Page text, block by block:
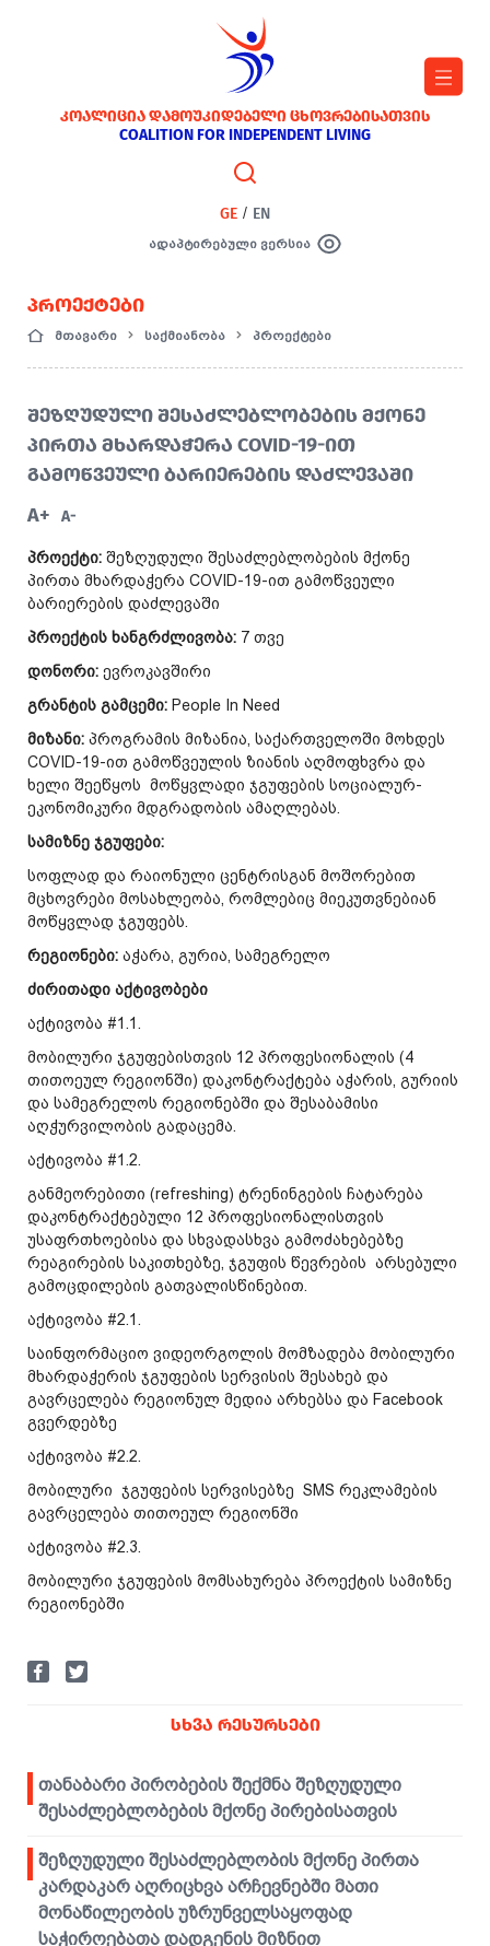
ᲙᲝᲐᲚᲘᲪᲘᲐ ᲓᲐᲛᲝᲣᲙᲘᲓᲔᲑᲔᲚᲘ ᲪᲮᲝᲕᲠᲔᲑᲘᲡᲐᲗᲕᲘᲡ
COALITION FOR INDEPENDENT LIVING
GE / EN
ადაპტირებული ვერსია
ᲞᲠᲝᲔᲥᲢᲔᲑᲘ
მთავარი საქმიანობა პროექტები
ᲨᲔᲖᲦᲣᲓᲣᲚᲘ ᲨᲔᲡᲐᲫᲚᲔᲑᲚᲝᲑᲔᲑᲘᲡ ᲛᲥᲝᲜᲔ
ᲞᲘᲠᲗᲐ ᲛᲮᲐᲠᲓᲐᲭᲔᲠᲐ COVID-19-ᲘᲗ
ᲒᲐᲛᲝᲬᲕᲔᲣᲚᲘ ᲑᲐᲠᲘᲔᲠᲔᲑᲘᲡ ᲓᲐᲫᲚᲔᲕᲐᲨᲘ
A+
A-
პროექტი: შეზღუდული შესაძლებლობების მქონე
პირთა მხარდაჭერა COVID-19-ით გამოწვეული
ბარიერების დაძლევაში
პროექტის ხანგრძლივობა: 7 თვე
დონორი: ევროკავშირი
გრანტის გამცემი: People In Need
მიზანი: პროგრამის მიზანია, საქართველოში მოხდეს
COVID-19-ით გამოწვეულის ზიანის აღმოფხვრა და
ხელი შეეწყოს მოწყვლადი ჯგუფების სოციალურ-
ეკონომიკური მდგრადობის ამაღლებას.
სამიზნე ჯგუფები:
სოფლად და რაიონული ცენტრისგან მოშორებით
მცხოვრები მოსახლეობა, რომლებიც მიეკუთვნებიან
მოწყვლად ჯგუფებს.
რეგიონები: აჭარა, გურია, სამეგრელო
ძირითადი აქტივობები
აქტივობა #1.1.
მობილური ჯგუფებისთვის 12 პროფესიონალის (4
თითოეულ რეგიონში) დაკონტრაქტება აჭარის, გურიის
და სამეგრელოს რეგიონებში და შესაბამისი
აღჭურვილობის გადაცემა.
აქტივობა #1.2.
განმეორებითი (refreshing) ტრენინგების ჩატარება
დაკონტრაქტებული 12 პროფესიონალისთვის
უსაფრთხოებისა და სხვადასხვა გამოძახებებზე
რეაგირების საკითხებზე, ჯგუფის წევრების არსებული
გამოცდილების გათვალისწინებით.
აქტივობა #2.1.
საინფორმაციო ვიდეორგოლის მომზადება მობილური
მხარდაჭერის ჯგუფების სერვისის შესახებ და
გავრცელება რეგიონულ მედია არხებსა და Facebook
გვერდებზე
აქტივობა #2.2.
მობილური ჯგუფების სერვისებზე SMS რეკლამების
გავრცელება თითოეულ რეგიონში
აქტივობა #2.3.
მობილური ჯგუფების მომსახურება პროექტის სამიზნე
რეგიონებში
ᲡᲮᲕᲐ ᲠᲔᲡᲣᲠᲡᲔᲑᲘ
თანაბარი პირობების შექმნა შეზღუდული
შესაძლებლობების მქონე პირებისათვის
შეზღუდული შესაძლებლობის მქონე პირთა
კარდაკარ აღრიცხვა არჩევნებში მათი
მონაწილეობის უზრუნველსაყოფად
საჭიროებათა დადგენის მიზნით